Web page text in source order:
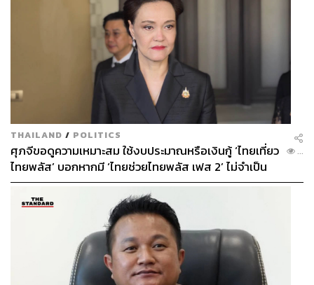
THAILAND / POLITICS
ศุภจีขอดูความเหมาะสม ใช้งบประมาณหรือเงินกู้ ‘ไทยเที่ยว
ไทยพลัส’ บอกหากมี ‘ไทยช่วยไทยพลัส เฟส 2’ ไม่จำเป็น
ต้องออกพร้อมกัน
...